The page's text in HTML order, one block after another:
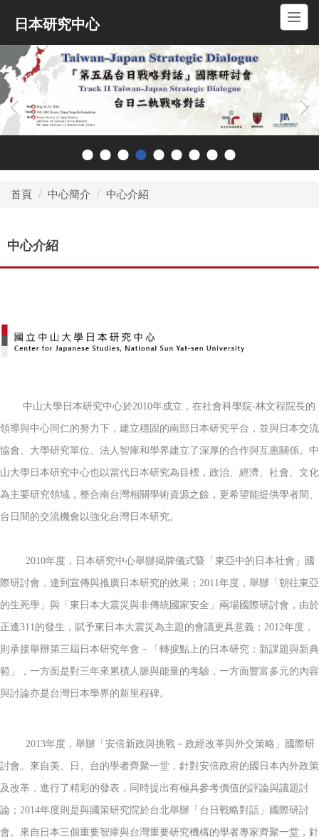
內
容
區
日本研究中心
首頁 中心簡介 中心介紹
中心介紹
中山大學日本研究中心於2010年成立，在社會科學院-林文程院長的
領導與中心同仁的努力下，建立穩固的南部日本研究平台，並與日本交流
協會、大學研究單位、法人智庫和學界建立了深厚的合作與互惠關係。中
山大學日本研究中心也以當代日本研究為目標，政治、經濟、社會、文化
為主要研究領域，整合南台灣相關學術資源之餘，更希望能提供學者間、
台日間的交流機會以強化台灣日本研究。
2010年度，日本研究中心舉辦揭牌儀式暨「東亞中的日本社會」國
際研討會，達到宣傳與推廣日本研究的效果；2011年度，舉辦「朝往東亞
的生死學」與「東日本大震災與非傳統國家安全」兩場國際研討會，由於
正逢311的發生，賦予東日本大震災為主題的會議更具意義；2012年度，
則承接舉辦第三屆日本研究年會－「轉捩點上的日本研究：新課題與新典
範」，一方面是對三年來累積人脈與能量的考驗，一方面豐富多元的內容
與討論亦是台灣日本學界的新里程碑。
2013年度，舉辦「安倍新政與挑戰－政經改革與外交策略」國際研
討會。來自美、日、台的學者齊聚一堂，針對安倍政府的國日本內外政策
及改革，進行了精彩的發表，同時提出有極具參考價值的評論與議題討
論；2014年度則是與國策研究院於台北舉辦「台日戰略對話」國際研討
會。來自日本三個重要智庫與台灣重要研究機構的學者專家齊聚一堂，針